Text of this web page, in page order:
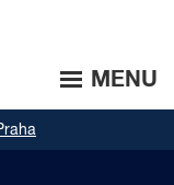
MENU